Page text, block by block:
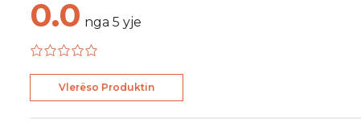
0.0 nga 5 yje
Vlerëso Produktin